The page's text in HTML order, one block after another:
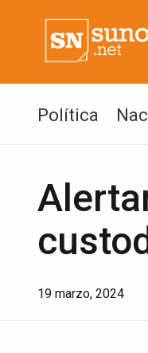
Política
19 marzo, 2024